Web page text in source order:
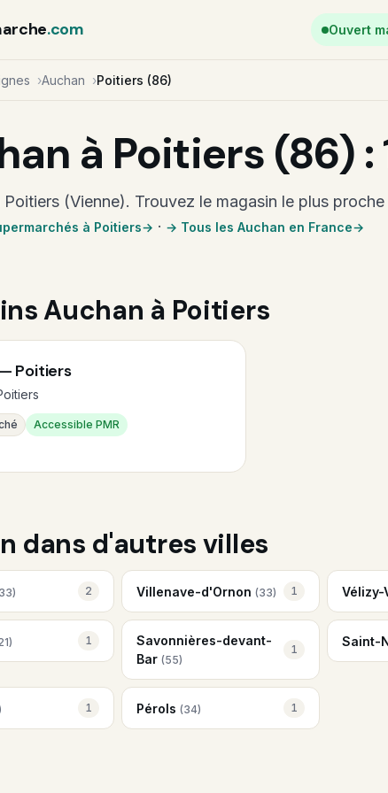
.com Ouvert
Auchan Poitiers (86)
à Poitiers (86) :
Poitiers (Vienne). Trouvez le magasin le plus
à Poitiers · → Tous les Auchan en France
Auchan à Poitiers
Poitiers
Accessible PMR
dans d'autres villes
2 Villenave-d'Ornon (33) 1
1
Savonnières-devant-
Bar (55)
1
Saint-
1 Pérols (34) 1